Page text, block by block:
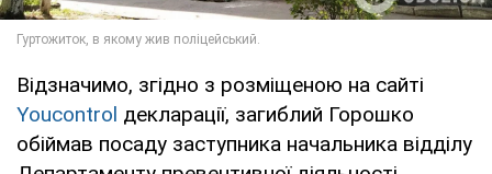
Відзначимо, згідно з розміщеною на сайті
Youcontrol декларації, загиблий Горошко
обіймав посаду заступника начальника відділу